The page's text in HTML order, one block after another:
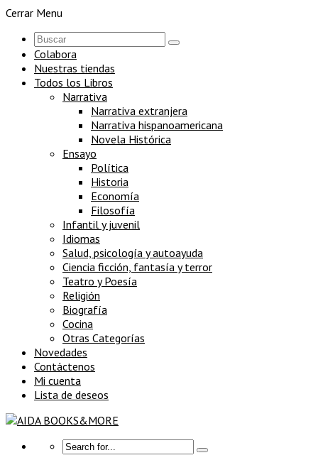
Cerrar Menu
Colabora
Nuestras tiendas
Todos los Libros
Narrativa
Narrativa extranjera
Narrativa hispanoamericana
Novela Histórica
Ensayo
Política
Historia
Economía
Filosofía
Infantil y juvenil
Idiomas
Salud, psicología y autoayuda
Ciencia ficción, fantasía y terror
Teatro y Poesía
Religión
Biografía
Cocina
Otras Categorías
Novedades
Contáctenos
Mi cuenta
Lista de deseos